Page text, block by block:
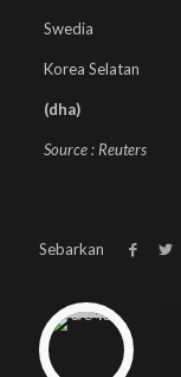
Swedia
Korea Selatan
(dha)
Source : Reuters
Sebarkan
Warning
: Trying to access array offset on null in
/home/u833233641/domains/beplus.id/public_html/wp-content/themes/betheme/includes/content-single.php
on line
286